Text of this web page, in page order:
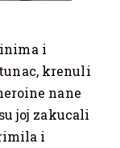
i
krenuli
nane
joj zakucali
i